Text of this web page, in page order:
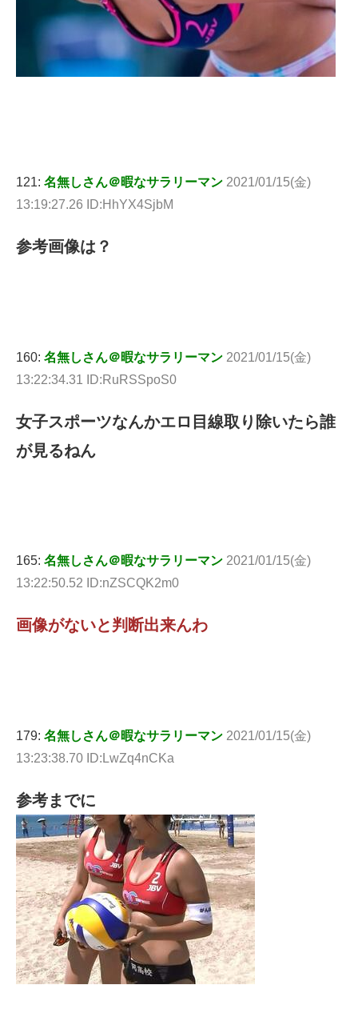
121: 名無しさん＠暇なサラリーマン 2021/01/15(金)
13:19:27.26 ID:HhYX4SjbM
参考画像は？
160: 名無しさん＠暇なサラリーマン 2021/01/15(金)
13:22:34.31 ID:RuRSSpoS0
女子スポーツなんかエロ目線取り除いたら誰
が見るねん
165: 名無しさん＠暇なサラリーマン 2021/01/15(金)
13:22:50.52 ID:nZSCQK2m0
画像がないと判断出来んわ
179: 名無しさん＠暇なサラリーマン 2021/01/15(金)
13:23:38.70 ID:LwZq4nCKa
参考までに